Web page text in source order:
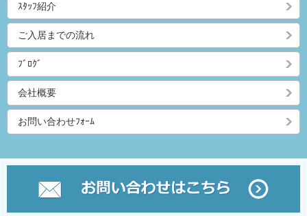
ｽﾀｯﾌ紹介
ご入居までの流れ
ﾌﾞﾛｸﾞ
会社概要
お問い合わせﾌｫｰﾑ